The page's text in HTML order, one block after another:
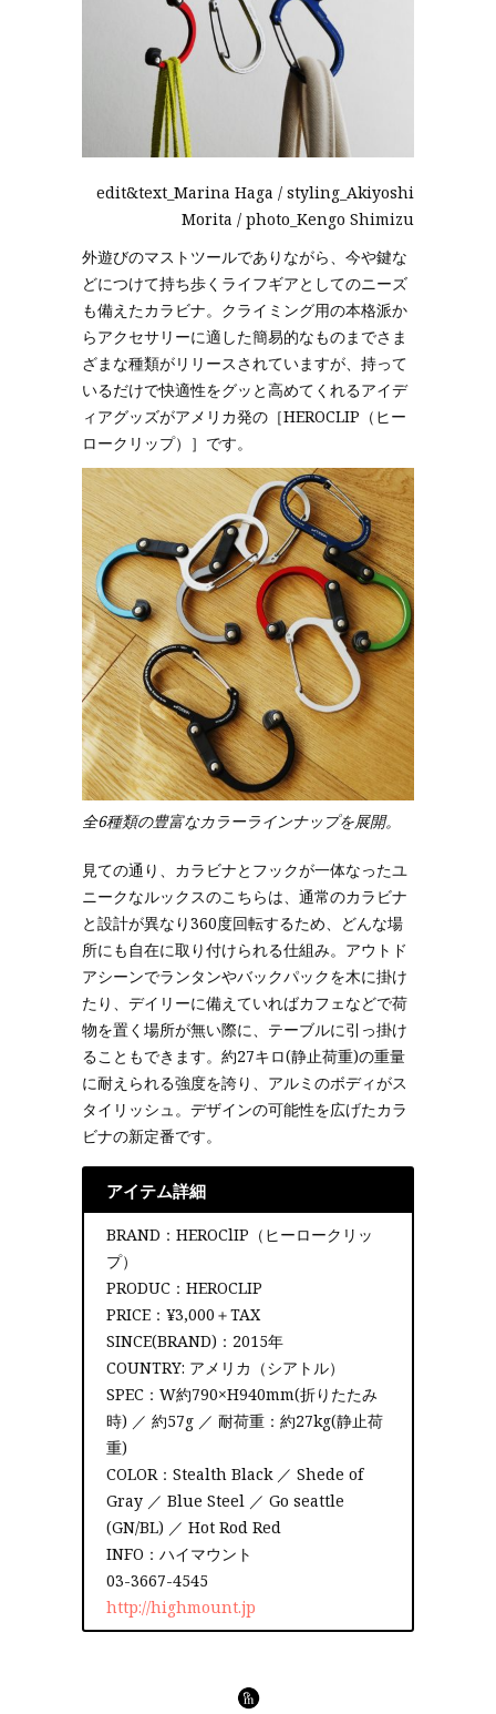
edit&text_Marina Haga / styling_Akiyoshi
Morita / photo_Kengo Shimizu
外遊びのマストツールでありながら、今や鍵な
どにつけて持ち歩くライフギアとしてのニーズ
も備えたカラビナ。クライミング用の本格派か
らアクセサリーに適した簡易的なものまでさま
ざまな種類がリリースされていますが、持って
いるだけで快適性をグッと高めてくれるアイデ
ィアグッズがアメリカ発の［HEROCLIP（ヒー
ロークリップ）］です。
全6種類の豊富なカラーラインナップを展開。
見ての通り、カラビナとフックが一体なったユ
ニークなルックスのこちらは、通常のカラビナ
と設計が異なり360度回転するため、どんな場
所にも自在に取り付けられる仕組み。アウトド
アシーンでランタンやバックパックを木に掛け
たり、デイリーに備えていればカフェなどで荷
物を置く場所が無い際に、テーブルに引っ掛け
ることもできます。約27キロ(静止荷重)の重量
に耐えられる強度を誇り、アルミのボディがス
タイリッシュ。デザインの可能性を広げたカラ
ビナの新定番です。
アイテム詳細
BRAND：HEROClIP（ヒーロークリッ
プ）
PRODUC：HEROCLIP
PRICE：¥3,000＋TAX
SINCE(BRAND)：2015年
COUNTRY: アメリカ（シアトル）
SPEC：W約790×H940mm(折りたたみ
時) ／ 約57g ／ 耐荷重：約27kg(静止荷
重)
COLOR：Stealth Black ／ Shede of
Gray ／ Blue Steel ／ Go seattle
(GN/BL) ／ Hot Rod Red
INFO：ハイマウント
03-3667-4545
http://highmount.jp